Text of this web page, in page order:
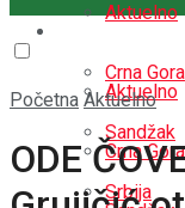
Aktuelno
Crna Gora
Sandžak
Srbija
Aktuelno
Crna Gora
Početna Aktuelno
ODE